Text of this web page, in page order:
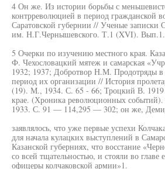
4 Он же. Из истории борьбы с
контрреволюцией в период гражданской
Саратовской губернии // Ученые записки
им. Н.Г.Чернышевского. Т.1 (XVI).
5 Очерки по изучению местного края.
Ф. Чехословацкий мятеж и самарская
1932; 1937; Добротвор Н.М. Продотряды в
период их организации // История
(19). М., 1934. С. 65 - 66; Троцкий В. 1919
крае. (Хроника революционных
1933. С. 91 — 114,295 — 302; он же,
заявлялось, что уже первые успехи
для начала кулацких выступлений в
Казанской губерниях, что восстание
со всей тщательностью, и стояли во главе
офицеры колчаковской армии»1.